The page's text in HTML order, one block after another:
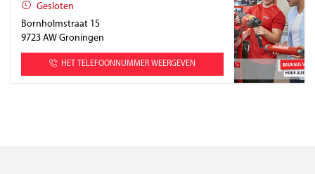
Gesloten
Bornholmstraat 15
9723 AW Groningen
HET TELEFOONNUMMER WEERGEVEN